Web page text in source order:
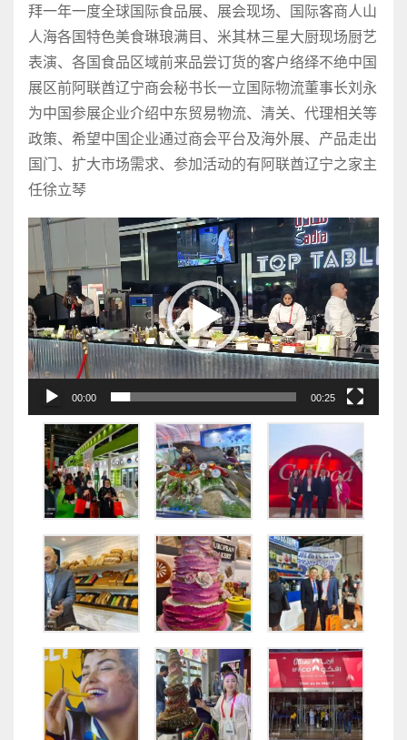
拜一年一度全球国际食品展、展会现场、国际客商人山
人海各国特色美食琳琅满目、米其林三星大厨现场厨艺
表演、各国食品区域前来品尝订货的客户络绎不绝中国
展区前阿联酋辽宁商会秘书长一立国际物流董事长刘永
为中国参展企业介绍中东贸易物流、清关、代理相关等
政策、希望中国企业通过商会平台及海外展、产品走出
国门、扩大市场需求、参加活动的有阿联酋辽宁之家主
任徐立琴
视
播
放
器
00:00 00:25